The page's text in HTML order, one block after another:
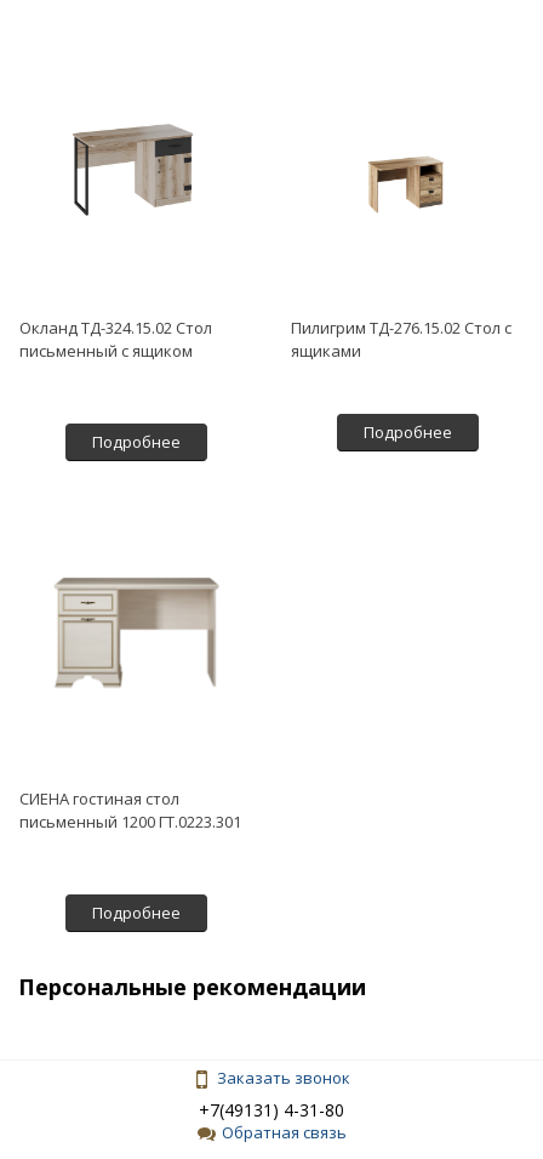
Окланд ТД-324.15.02 Стол
письменный с ящиком
Подробнее
Пилигрим ТД-276.15.02 Стол с
ящиками
Подробнее
СИЕНА гостиная стол
письменный 1200 ГТ.0223.301
Подробнее
Персональные рекомендации
Заказать звонок
+7(49131) 4-31-80
Обратная связь